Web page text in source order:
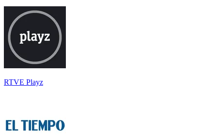
RTVE Playz